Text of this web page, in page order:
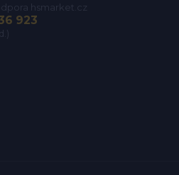
hsmarket.cz
923